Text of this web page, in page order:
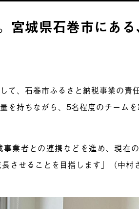
宮城県石巻市にある
て、石巻市ふるさと納税事業の責
を持ちながら、5名程度のチームを
業者との連携などを進め、現在
せることを目指します」（中村